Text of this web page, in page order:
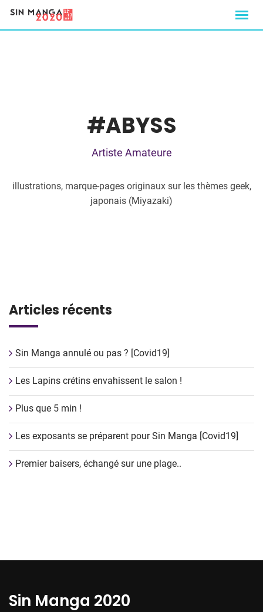
Skip
#ABYSS
Artiste Amateure
illustrations, marque-pages originaux sur les thèmes geek,
japonais (Miyazaki)
Articles récents
Sin Manga annulé ou pas ? [Covid19]
Les Lapins crétins envahissent le salon !
Plus que 5 min !
Les exposants se préparent pour Sin Manga [Covid19]
Premier baisers, échangé sur une plage..
Sin Manga 2020